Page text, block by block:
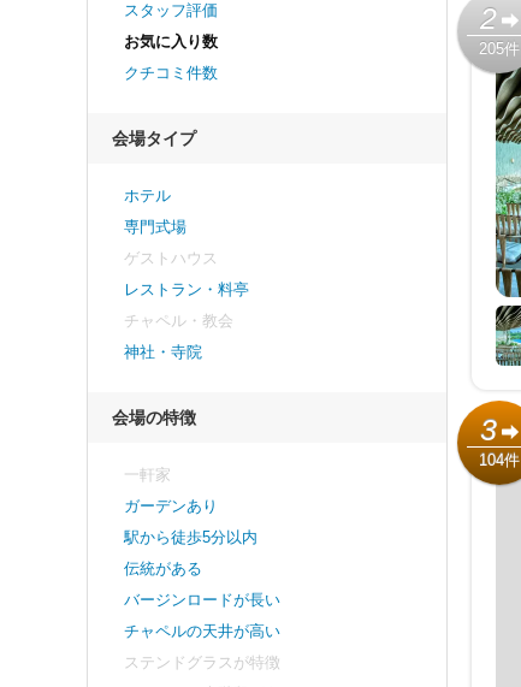
2
205件
3
104件
スタッフ評価
お気に入り数
クチコミ件数
会場タイプ
ホテル
専門式場
ゲストハウス
レストラン・料亭
チャペル・教会
神社・寺院
会場の特徴
一軒家
ガーデンあり
駅から徒歩5分以内
伝統がある
バージンロードが長い
チャペルの天井が高い
ステンドグラスが特徴